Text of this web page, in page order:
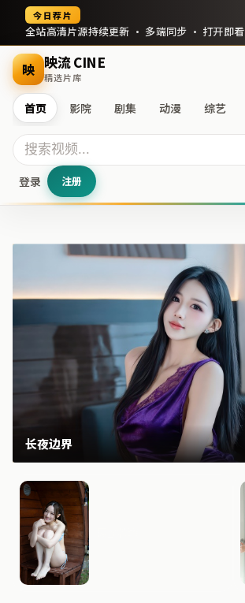
今日荐片
全站高清片源持续更新 · 多端同步 · 打开即看
映 映流 CINE
精选片库
首页 影院 剧集 动漫 综艺
登录 注册
长夜边界